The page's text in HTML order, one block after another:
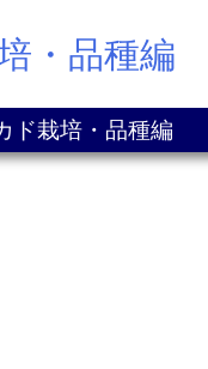
・品種編
ド栽培・品種編